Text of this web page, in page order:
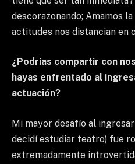
descorazonando; Amamos
actitudes nos distancian en
¿Podrías compartir con
hayas enfrentado al
actuación?
Mi mayor desafío al
decidí estudiar teatro) fue
extremadamente